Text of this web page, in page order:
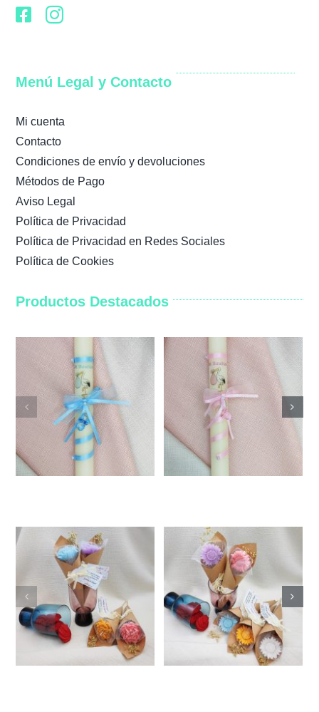
Menú Legal y Contacto
Mi cuenta
Contacto
Condiciones de envío y devoluciones
Métodos de Pago
Aviso Legal
Política de Privacidad
Política de Privacidad en Redes Sociales
Política de Cookies
Productos Destacados